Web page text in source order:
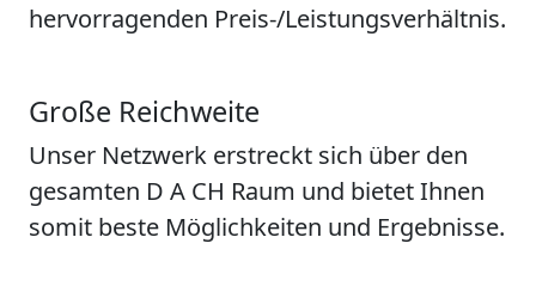
hervorragenden Preis-/Leistungsverhältnis.
Große Reichweite
Unser Netzwerk erstreckt sich über den
gesamten D A CH Raum und bietet Ihnen
somit beste Möglichkeiten und Ergebnisse.